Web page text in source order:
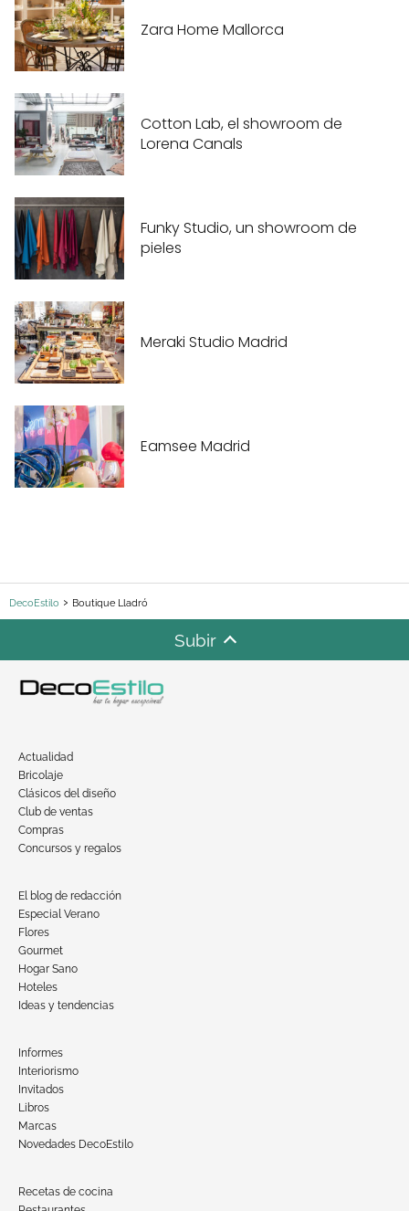
Zara Home Mallorca
Cotton Lab, el showroom de
Lorena Canals
Funky Studio, un showroom de
pieles
Meraki Studio Madrid
Eamsee Madrid
DecoEstilo Boutique Lladró
Subir
Actualidad
Bricolaje
Clásicos del diseño
Club de ventas
Compras
Concursos y regalos
El blog de redacción
Especial Verano
Flores
Gourmet
Hogar Sano
Hoteles
Ideas y tendencias
Informes
Interiorismo
Invitados
Libros
Marcas
Novedades DecoEstilo
Recetas de cocina